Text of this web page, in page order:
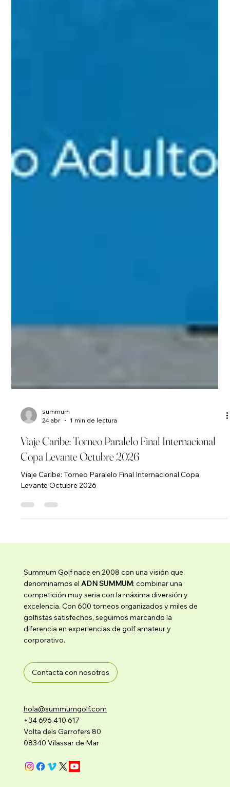
24 abr
1 min de lectura
Viaje Caribe: Torneo Paralelo Final Internacional
Copa Levante Octubre 2026
Levante Octubre 2026
Summum Golf nace en 2008 con una visión que
denominamos elADN SUMMUM: combinar una
competición muy seria con la máxima diversión y
excelencia. Con 600 torneos organizados y miles de
golfistas satisfechos, seguimos marcando la
corporativo.
hola@summumgolf.com
+34 696 410 617
08340 Vilassar de Mar